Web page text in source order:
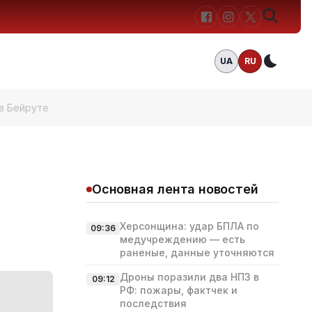
UA RU
Бейруте
Основная лента новостей
09:36 Херсонщина: удар БПЛА по
медучреждению — есть
раненые, данные уточняются
09:12 Дроны поразили два НПЗ в
РФ: пожары, фактчек и
последствия